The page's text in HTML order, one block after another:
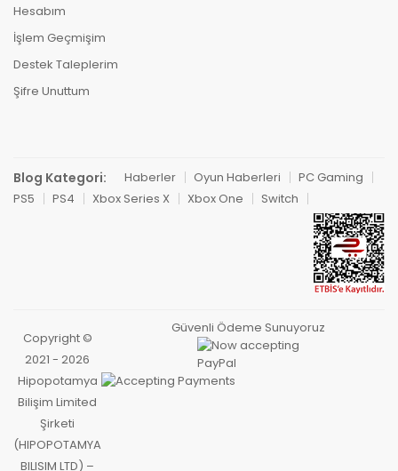
Hesabım
İşlem Geçmişim
Destek Taleplerim
Şifre Unuttum
Blog Kategori: Haberler Oyun Haberleri
PC Gaming
PS5
PS4 Xbox Series X Xbox One Switch
Copyright ©
2021 - 2026
Hipopotamya
Bilişim Limited
Şirketi
(HIPOPOTAMYA
BILISIM LTD) –
Güvenli Ödeme Sunuyoruz